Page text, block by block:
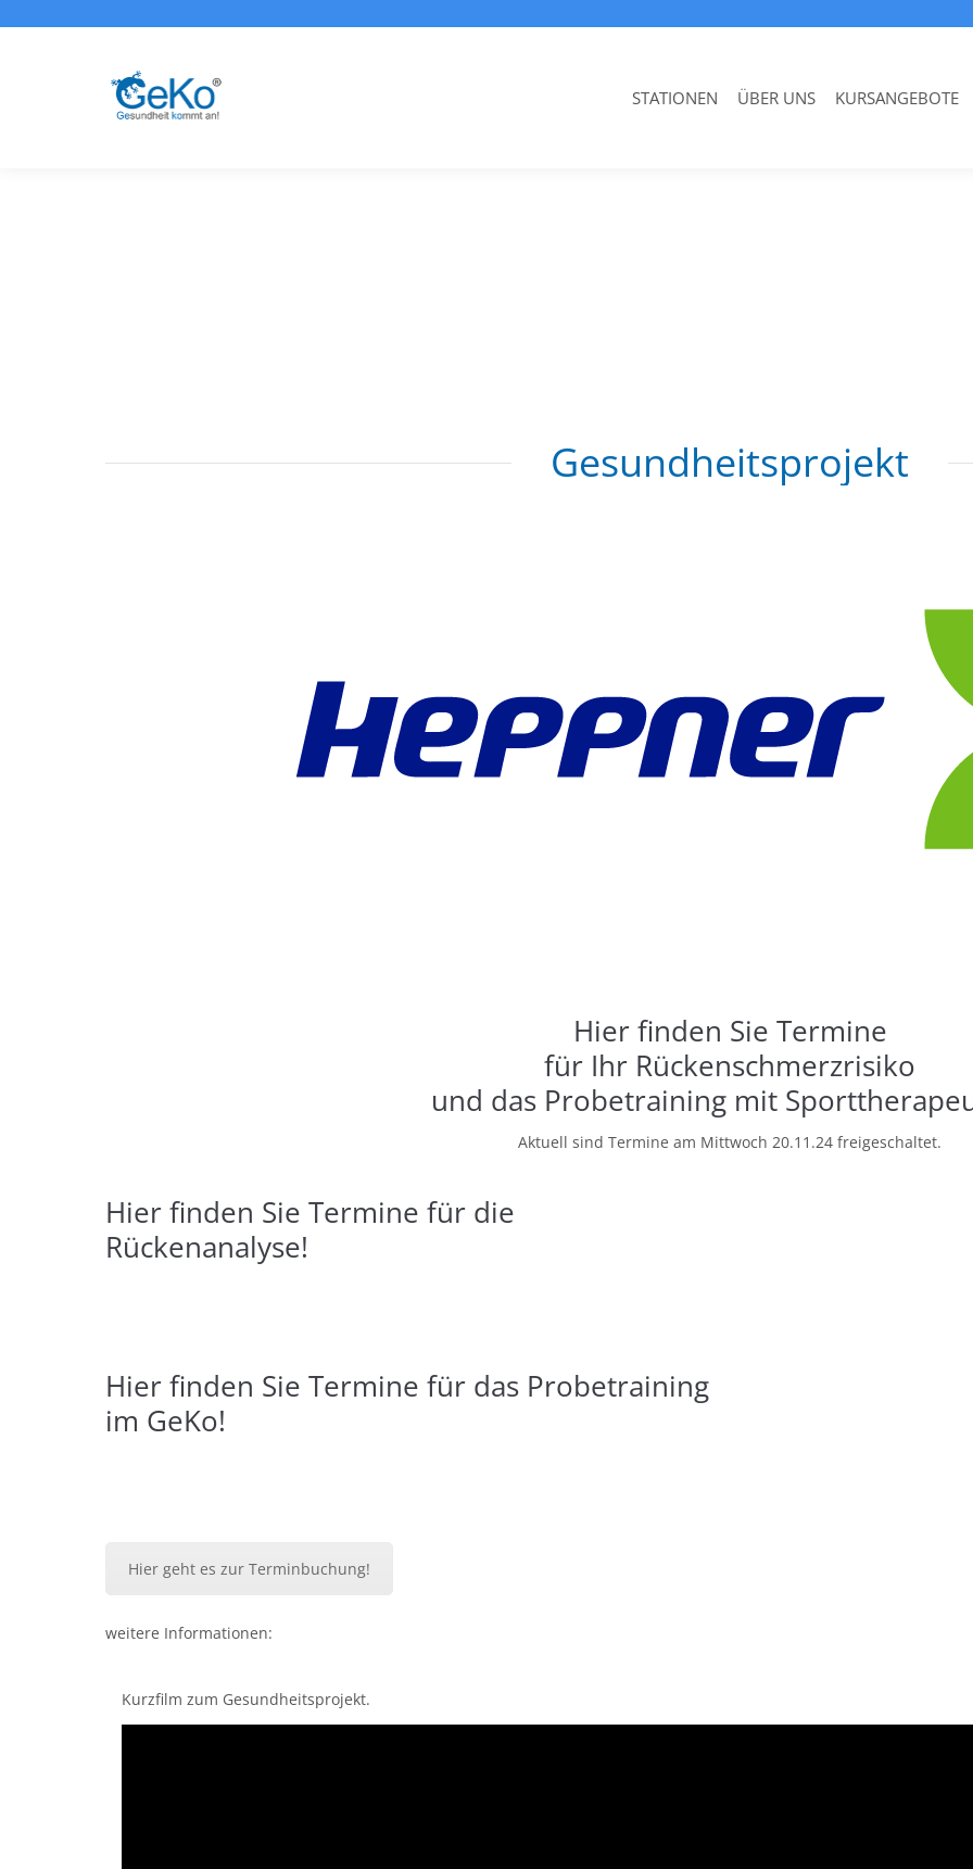
STATIONEN ÜBER UNS KURSANGEBOTE
Gesundheitsprojekt
Hier finden Sie Termine
für Ihr Rückenschmerzrisiko
und das Probetraining mit
Aktuell sind Termine am Mittwoch 20.11.24 freigeschaltet.
Hier finden Sie Termine für die
Rückenanalyse!
Hier finden Sie Termine für das Probetraining
im GeKo!
Hier geht es zur Terminbuchung!
weitere Informationen:
Kurzfilm zum Gesundheitsprojekt.